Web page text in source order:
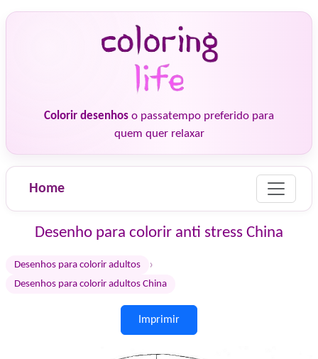
Colorir desenhos o passatempo preferido para
quem quer relaxar
Home
Desenho para colorir anti stress China
Desenhos para colorir adultos ›
Desenhos para colorir adultos China
Imprimir